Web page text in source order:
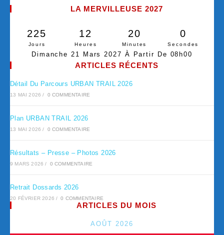
LA MERVILLEUSE 2027
225
Jours
12
Heures
20
Minutes
0
Secondes
Dimanche 21 Mars 2027 À Partir De 08h00
ARTICLES RÉCENTS
Détail Du Parcours URBAN TRAIL 2026
13 MAI 2026 / 0 COMMENTAIRE
Plan URBAN TRAIL 2026
13 MAI 2026 / 0 COMMENTAIRE
Résultats – Presse – Photos 2026
9 MARS 2026 / 0 COMMENTAIRE
Retrait Dossards 2026
20 FÉVRIER 2026 / 0 COMMENTAIRE
ARTICLES DU MOIS
AOÛT 2026